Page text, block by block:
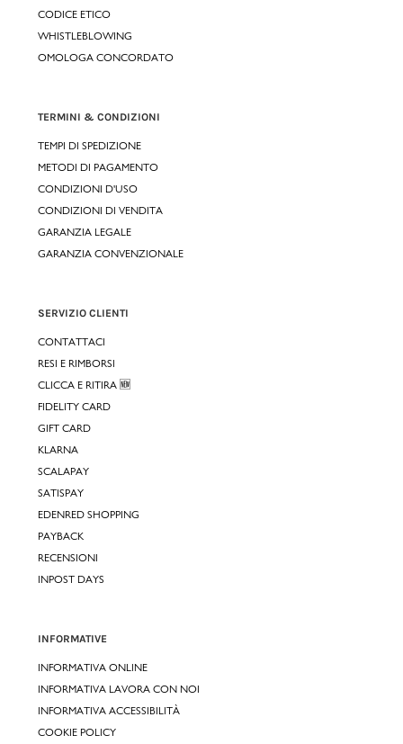
CODICE ETICO
WHISTLEBLOWING
OMOLOGA CONCORDATO
TERMINI & CONDIZIONI
TEMPI DI SPEDIZIONE
METODI DI PAGAMENTO
CONDIZIONI D'USO
CONDIZIONI DI VENDITA
GARANZIA LEGALE
GARANZIA CONVENZIONALE
SERVIZIO CLIENTI
CONTATTACI
RESI E RIMBORSI
CLICCA E RITIRA 🆕
FIDELITY CARD
GIFT CARD
KLARNA
SCALAPAY
SATISPAY
EDENRED SHOPPING
PAYBACK
RECENSIONI
INPOST DAYS
INFORMATIVE
INFORMATIVA ONLINE
INFORMATIVA LAVORA CON NOI
INFORMATIVA ACCESSIBILITÀ
COOKIE POLICY